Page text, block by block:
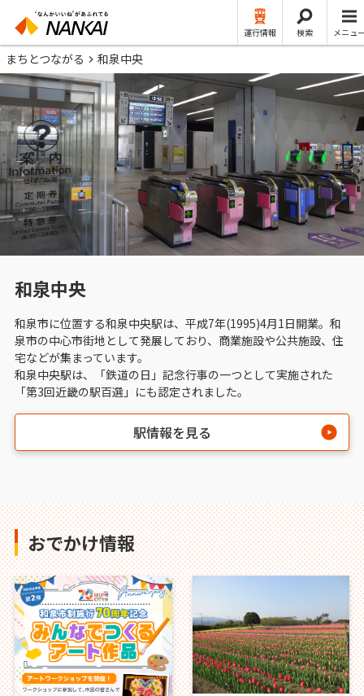
運行情報 検索 メニュ
まちとつながる 和泉中央
和泉中央
和泉市に位置する和泉中央駅は、平成7年(1995)4月1日開業。和
泉市の中心市街地として発展しており、商業施設や公共施設、住
宅などが集まっています。
和泉中央駅は、「鉄道の日」記念行事の一つとして実施された
「第3回近畿の駅百選」にも認定されました。
駅情報を見る
おでかけ情報